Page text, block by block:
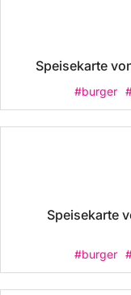
Speisekarte
#burger
Speisekarte
#burger